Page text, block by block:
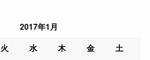
2017年1月
火 水 木 金
土